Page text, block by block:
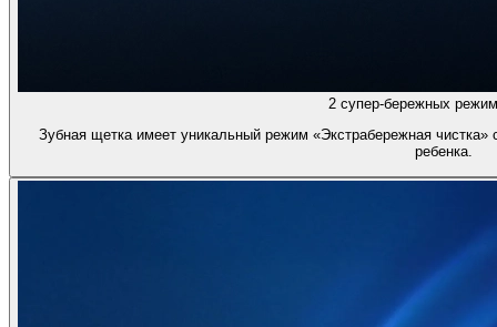
2 супер-бережных
Зубная щетка имеет уникальный режим «Экстрабережная чистка»
ребенка.